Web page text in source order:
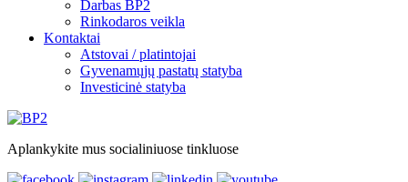
Darbas BP2
Rinkodaros veikla
Kontaktai
Atstovai / platintojai
Gyvenamųjų pastatų statyba
Investicinė statyba
Aplankykite mus socialiniuose tinkluose